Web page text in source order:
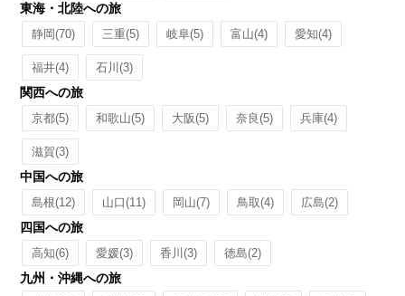
東海・北陸への旅
静岡(70) 三重(5) 岐阜(5) 富山(4) 愛知(4)
福井(4) 石川(3)
関西への旅
京都(5) 和歌山(5) 大阪(5) 奈良(5) 兵庫(4)
滋賀(3)
中国への旅
島根(12) 山口(11) 岡山(7) 鳥取(4) 広島(2)
四国への旅
高知(6) 愛媛(3) 香川(3) 徳島(2)
九州・沖縄への旅